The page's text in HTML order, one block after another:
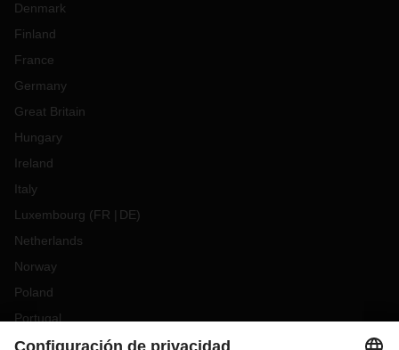
Denmark
Finland
France
Germany
Great Britain
Hungary
Ireland
Italy
Luxembourg (FR DE)
Netherlands
Norway
Poland
Portugal
Romania